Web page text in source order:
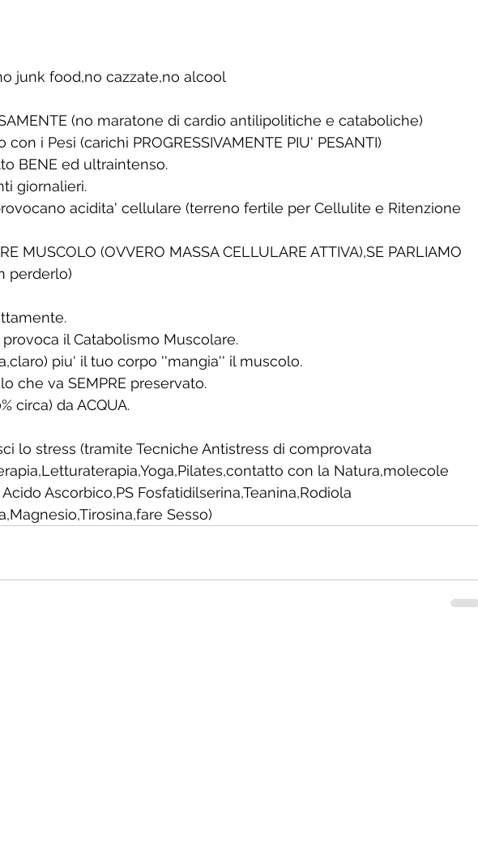
junk food,no cazzate,no alcool
(no maratone di cardio antilipolitiche e cataboliche)
i Pesi (carichi PROGRESSIVAMENTE PIU' PESANTI)
BENE ed ultraintenso.
giornalieri.
acidita' cellulare (terreno fertile per Cellulite e Ritenzione
MUSCOLO (OVVERO MASSA CELLULARE ATTIVA),SE PARLIAMO
perderlo)
il Catabolismo Muscolare.
piu' il tuo corpo ''mangia'' il muscolo.
che va SEMPRE preservato.
circa) da ACQUA.
lo stress (tramite Tecniche Antistress di comprovata
con la Natura,molecole
Ascorbico,PS Fosfatidilserina,Teanina,Rodiola
Sesso)